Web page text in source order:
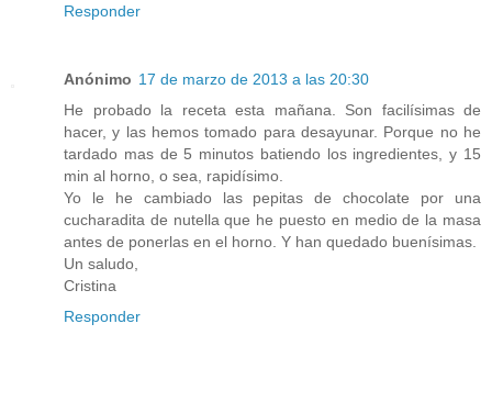
Responder
Anónimo 17 de marzo de 2013 a las 20:30
He probado la receta esta mañana. Son facilísimas de
hacer, y las hemos tomado para desayunar. Porque no he
tardado mas de 5 minutos batiendo los ingredientes, y 15
min al horno, o sea, rapidísimo.
Yo le he cambiado las pepitas de chocolate por una
cucharadita de nutella que he puesto en medio de la masa
antes de ponerlas en el horno. Y han quedado buenísimas.
Un saludo,
Cristina
Responder